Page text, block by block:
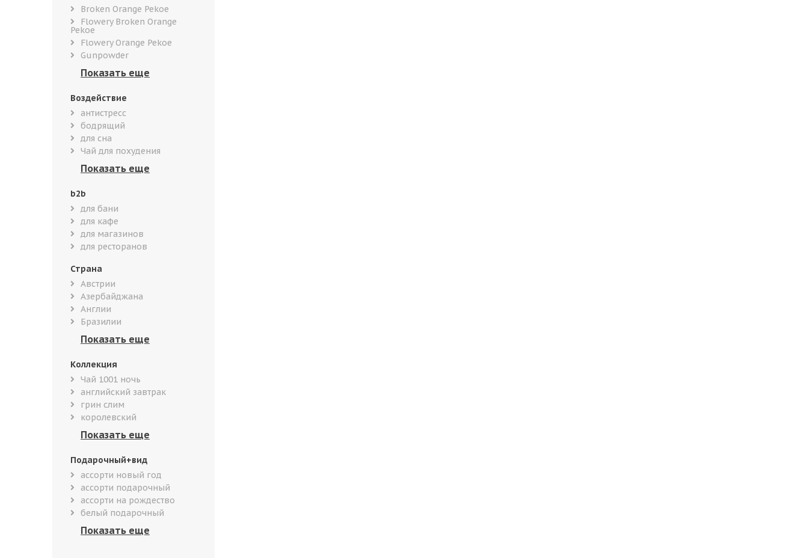
Broken Orange Pekoe
Flowery Broken Orange
Pekoe
Flowery Orange Pekoe
Gunpowder
Воздействие
антистресс
бодрящий
для сна
Чай для похудения
b2b
для бани
для кафе
для магазинов
для ресторанов
Страна
Австрии
Азербайджана
Англии
Бразилии
Коллекция
Чай 1001 ночь
английский завтрак
грин слим
королевский
Подарочный+вид
ассорти новый год
ассорти подарочный
ассорти на рождество
белый подарочный